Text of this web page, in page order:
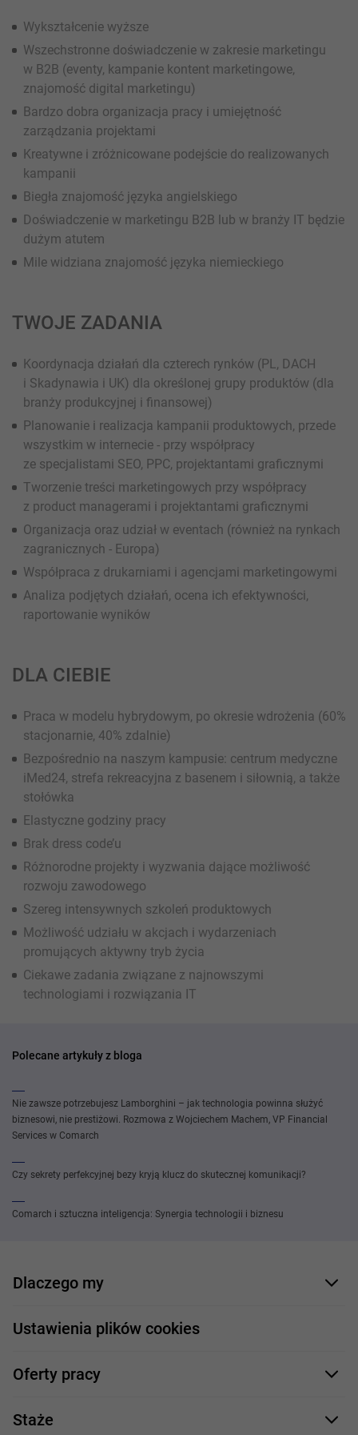
Wykształcenie wyższe
Wszechstronne doświadczenie w zakresie marketingu
w B2B (eventy, kampanie kontent marketingowe,
znajomość digital marketingu)
Bardzo dobra organizacja pracy i umiejętność
zarządzania projektami
Kreatywne i zróżnicowane podejście do realizowanych
kampanii
Biegła znajomość języka angielskiego
Doświadczenie w marketingu B2B lub w branży IT będzie
dużym atutem
Mile widziana znajomość języka niemieckiego
TWOJE ZADANIA
Koordynacja działań dla czterech rynków (PL, DACH
i Skadynawia i UK) dla określonej grupy produktów (dla
branży produkcyjnej i finansowej)
Planowanie i realizacja kampanii produktowych, przede
wszystkim w internecie - przy współpracy
ze specjalistami SEO, PPC, projektantami graficznymi
Tworzenie treści marketingowych przy współpracy
z product managerami i projektantami graficznymi
Organizacja oraz udział w eventach (również na rynkach
zagranicznych - Europa)
Współpraca z drukarniami i agencjami marketingowymi
Analiza podjętych działań, ocena ich efektywności,
raportowanie wyników
DLA CIEBIE
Praca w modelu hybrydowym, po okresie wdrożenia (60%
stacjonarnie, 40% zdalnie)
Bezpośrednio na naszym kampusie: centrum medyczne
iMed24, strefa rekreacyjna z basenem i siłownią, a także
stołówka
Elastyczne godziny pracy
Brak dress code’u
Różnorodne projekty i wyzwania dające możliwość
rozwoju zawodowego
Szereg intensywnych szkoleń produktowych
Możliwość udziału w akcjach i wydarzeniach
promujących aktywny tryb życia
Ciekawe zadania związane z najnowszymi
technologiami i rozwiązania IT
Polecane artykuły z bloga
Nie zawsze potrzebujesz Lamborghini – jak technologia powinna służyć
biznesowi, nie prestiżowi. Rozmowa z Wojciechem Machem, VP Financial
Services w Comarch
Czy sekrety perfekcyjnej bezy kryją klucz do skutecznej komunikacji?
Comarch i sztuczna inteligencja: Synergia technologii i biznesu
Dlaczego my
Nasi pracownicy
Nasze projekty
Profile zawodowe
Ustawienia plików cookies
Oferty pracy
Formularz aplikacyjny
Staże